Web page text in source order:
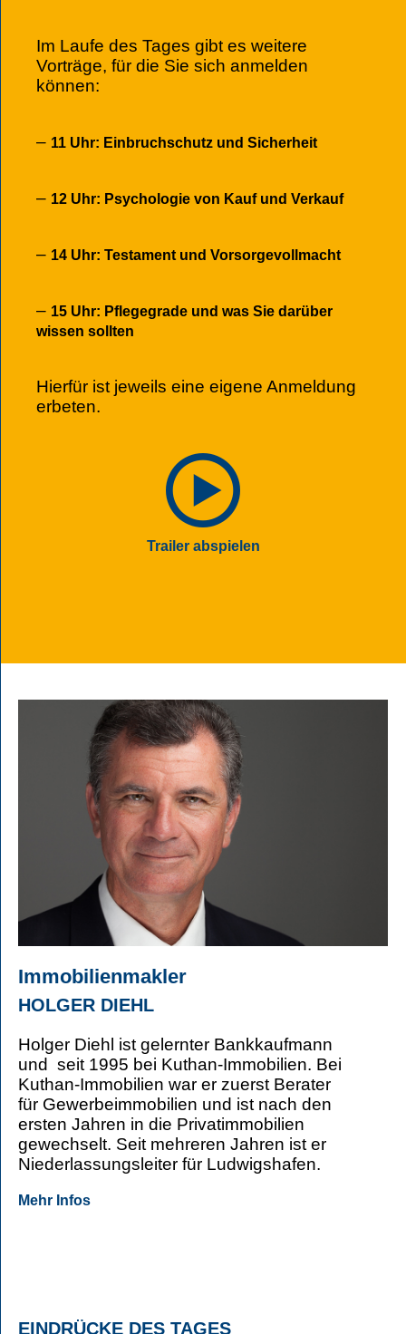
Im Laufe des Tages gibt es weitere
Vorträge, für die Sie sich anmelden
können:
– 11 Uhr: Einbruchschutz und Sicherheit
– 12 Uhr: Psychologie von Kauf und Verkauf
– 14 Uhr: Testament und Vorsorgevollmacht
– 15 Uhr: Pflegegrade und was Sie darüber
wissen sollten
Hierfür ist jeweils eine eigene Anmeldung
erbeten.
Trailer abspielen
Immobilienmakler
HOLGER DIEHL
Holger Diehl ist gelernter Bankkaufmann
und seit 1995 bei Kuthan-Immobilien. Bei
Kuthan-Immobilien war er zuerst Berater
für Gewerbeimmobilien und ist nach den
ersten Jahren in die Privatimmobilien
gewechselt. Seit mehreren Jahren ist er
Niederlassungsleiter für Ludwigshafen.
Mehr Infos
EINDRÜCKE DES TAGES